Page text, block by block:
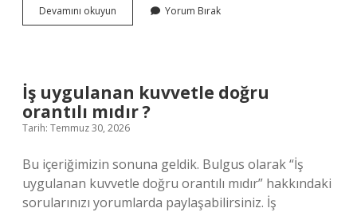
Devamını okuyun
silah
?
Yorum Bırak
İş uygulanan kuvvetle doğru
orantılı mıdır ?
Tarih: Temmuz 30, 2026
Bu içeriğimizin sonuna geldik. Bulgus olarak “İş
uygulanan kuvvetle doğru orantılı mıdır” hakkındaki
sorularınızı yorumlarda paylaşabilirsiniz. İş